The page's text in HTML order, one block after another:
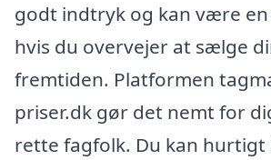
godt indtryk og kan være
hvis du overvejer at sælge
fremtiden. Platformen
priser.dk gør det nemt for
rette fagfolk. Du kan